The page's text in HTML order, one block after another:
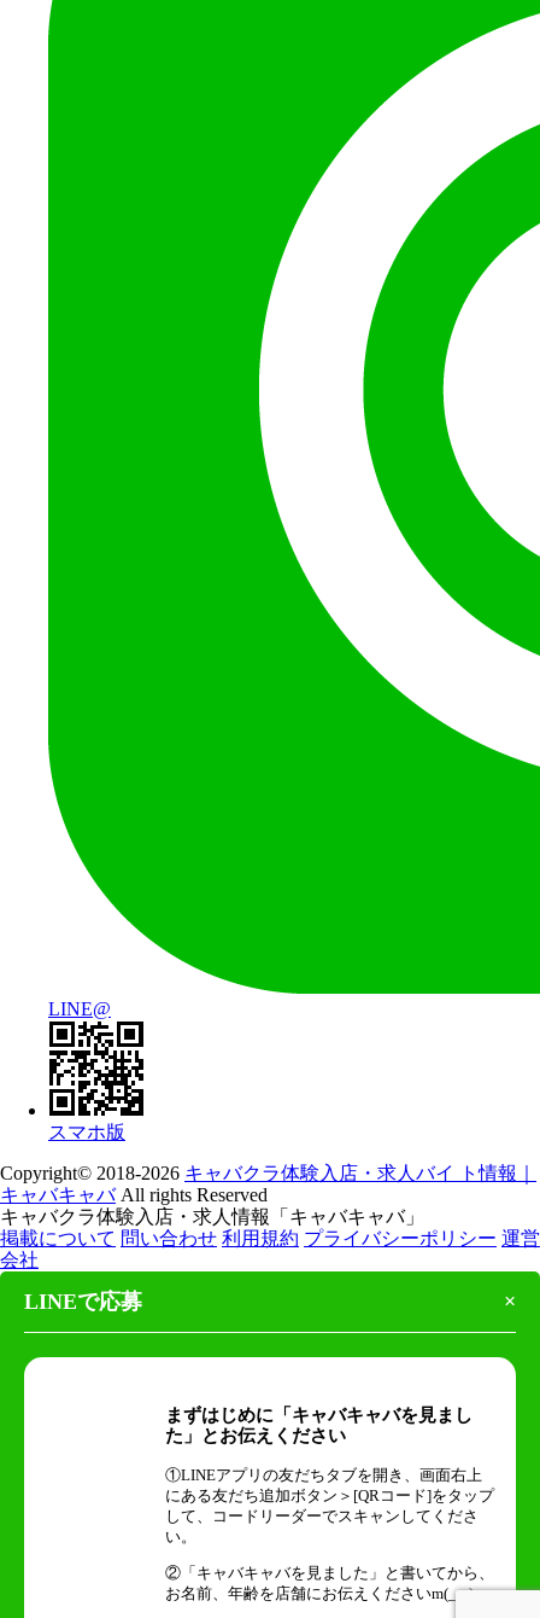
LINE@
スマホ版
Copyright© 2018-2026 キャバクラ体験入店・求人バイ ト情報｜
キャバキャバAll rights Reserved
キャバクラ体験入店・求人情報「キャバキャバ」
掲載について 問い合わせ 利用規約 プライバシーポリシー 運営
会社
LINEで応募 ×
まずはじめに「キャバキャバを見まし
た」とお伝えください
①LINEアプリの友だちタブを開き、画面右上
にある友だち追加ボタン＞[QRコード]をタップ
して、コードリーダーでスキャンしてくださ
い。
②「キャバキャバを見ました」と書いてから、
お名前、年齢を店舗にお伝えくださいm(_ _)m